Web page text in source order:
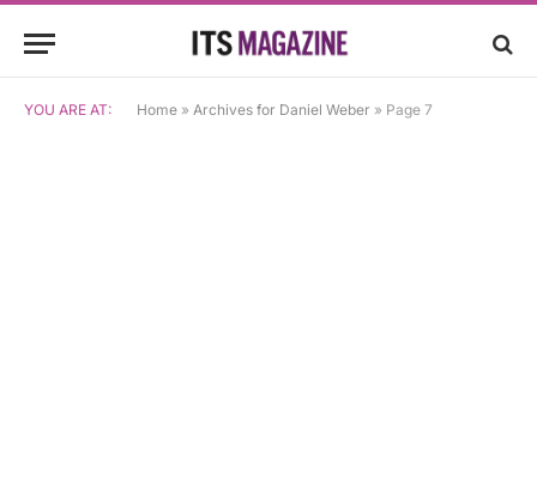
YOU ARE AT: Home » Archives for Daniel Weber » Page 7